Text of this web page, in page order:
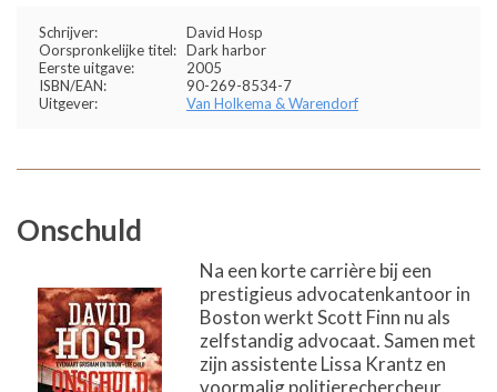
Schrijver:
David Hosp
Oorspronkelijke titel: Dark harbor
Eerste uitgave:
2005
ISBN/EAN:
90-269-8534-7
Uitgever:
Van Holkema & Warendorf
Onschuld
Na een korte carrière bij een
prestigieus advocatenkantoor in
Boston werkt Scott Finn nu als
zelfstandig advocaat. Samen met
zijn assistente Lissa Krantz en
voormalig politierechercheur